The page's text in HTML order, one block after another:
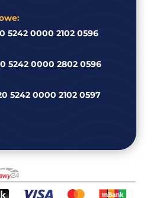
5242 0000 2102 0596
5242 0000 2802 0596
5242 0000 2102 0597